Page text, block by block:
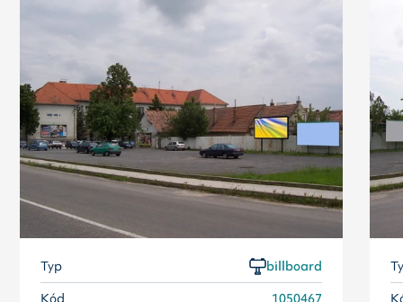
Typ
billboard
Kód
1050467